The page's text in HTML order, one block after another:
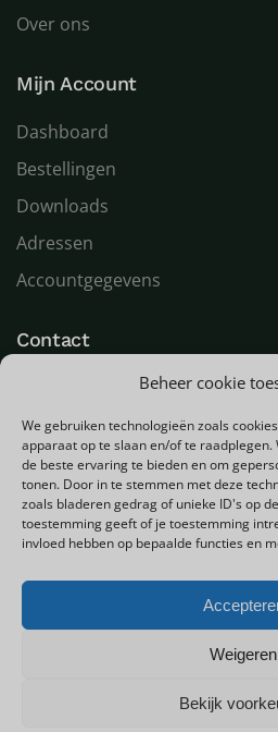
Beheer cookie
We gebruiken technologieën zoals
apparaat op te slaan en/of te raadplegen.
de beste ervaring te bieden en om
tonen. Door in te stemmen met deze
zoals bladeren gedrag of unieke ID's op
toestemming geeft of je toestemming
invloed hebben op bepaalde functies en
Weigeren
Bekijk
Over ons
Mijn Account
Dashboard
Bestellingen
Downloads
Adressen
Accountgegevens
Contact
9482 WR Tynaarlo
Nederland
T+31 (0) 592 580000
Einfo@ledgoeroe.nl
Copyright © 2025 - Alle